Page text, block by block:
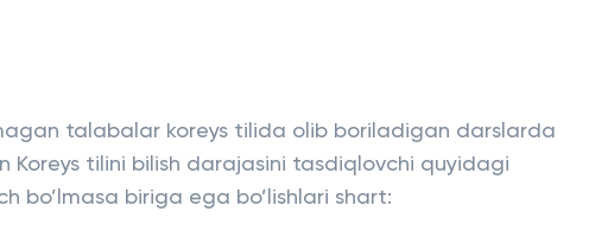
talabalar koreys tilida olib boriladigan darslarda
Koreys tilini bilish darajasini tasdiqlovchi quyidagi
bo’lmasa biriga ega bo’lishlari shart: